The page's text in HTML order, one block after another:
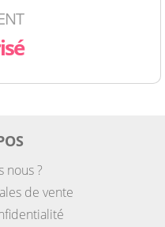
nous ?
de vente